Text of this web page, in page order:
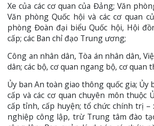
Xe của các cơ quan của Đảng; Văn
Văn phòng Quốc hội và các cơ quan
phòng Đoàn đại biểu Quốc hội, Hội
cấp; các Ban chỉ đạo Trung ương;
Công an nhân dân, Tòa án nhân dân,
dân; các bộ, cơ quan ngang bộ, cơ quan
Ủy ban An toàn giao thông quốc gia; Ủy
cấp và các cơ quan chuyên môn thuộc
cấp tỉnh, cấp huyện; tổ chức chính trị –
nghiệp công lập, trừ Trung tâm đào